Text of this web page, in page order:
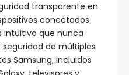
transparente en
conectados.
intuitivo que nunca
de múltiples
Samsung, incluidos